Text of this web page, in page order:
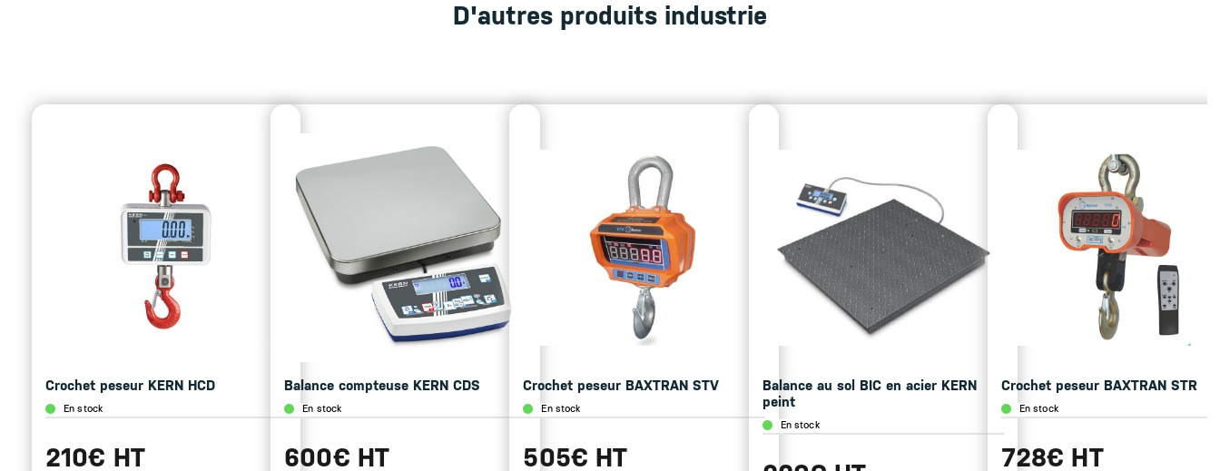
D'autres produits industrie
Crochet peseur KERN HCD
En stock
210€ HT
Balance compteuse KERN CDS
En stock
600€ HT
Crochet peseur BAXTRAN STV
En stock
505€ HT
Balance au sol BIC en acier KERN
peint
En stock
Crochet peseur BAXTRAN STR
En stock
728€ HT